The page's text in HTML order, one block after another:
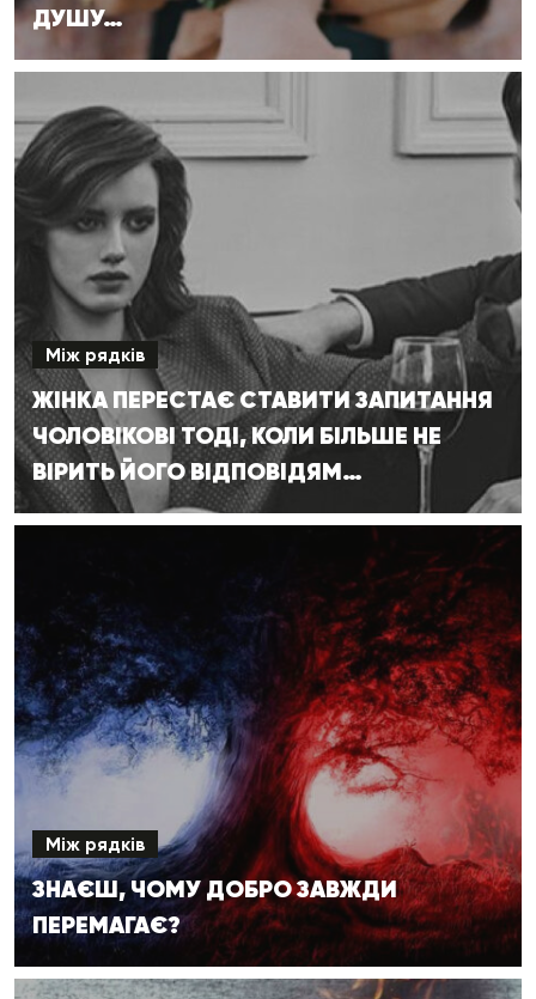
ДУШУ…
Між рядків
ЖІНКА ПЕРЕСТАЄ СТАВИТИ ЗАПИТАННЯ
ЧОЛОВІКОВІ ТОДІ, КОЛИ БІЛЬШЕ НЕ
ВІРИТЬ ЙОГО ВІДПОВІДЯМ…
Між рядків
ЗНАЄШ, ЧОМУ ДОБРО ЗАВЖДИ
ПЕРЕМАГАЄ?